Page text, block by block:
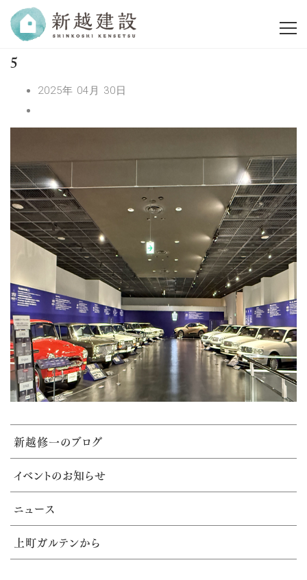
5
2025年 04月 30日
新越修一のブログ
イベントのお知らせ
ニュース
上町ガルテンから